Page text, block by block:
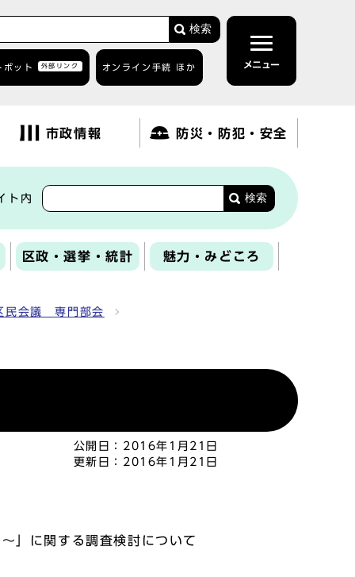
検索
ボット 外部リンク オンライン手続 ほか メニュー
市政情報 防災・防犯・安全
ト内 検索
区政・選挙・統計 魅力・みどころ
民会議 専門部会
公開日： 2016年1月21日
更新日： 2016年1月21日
」に関する調査検討について